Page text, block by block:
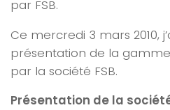
par FSB.
Ce mercredi 3 mars 2010,
présentation de la
par la société FSB.
Présentation de la